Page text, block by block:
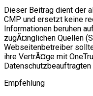
Dieser Beitrag dient der
CMP und ersetzt keine
Informationen beruhen
zugÃ¤nglichen Quellen
Webseitenbetreiber
ihre VertrÃ¤ge mit
Empfehlung